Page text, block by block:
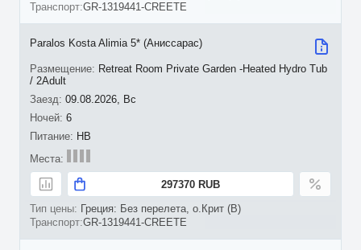
GR-1319441-CREETE
09.08.2026, Вс
6
Paralos Kosta Alimia 5* (Аниссарас)
Retreat Room Private Garden -Heated Hydro Tub
/ 2Adult
HB
297370 RUB
Греция: Без перелета, о.Крит (B)
GR-1319441-CREETE